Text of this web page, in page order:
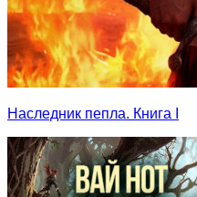
Наследник пепла. Книга I